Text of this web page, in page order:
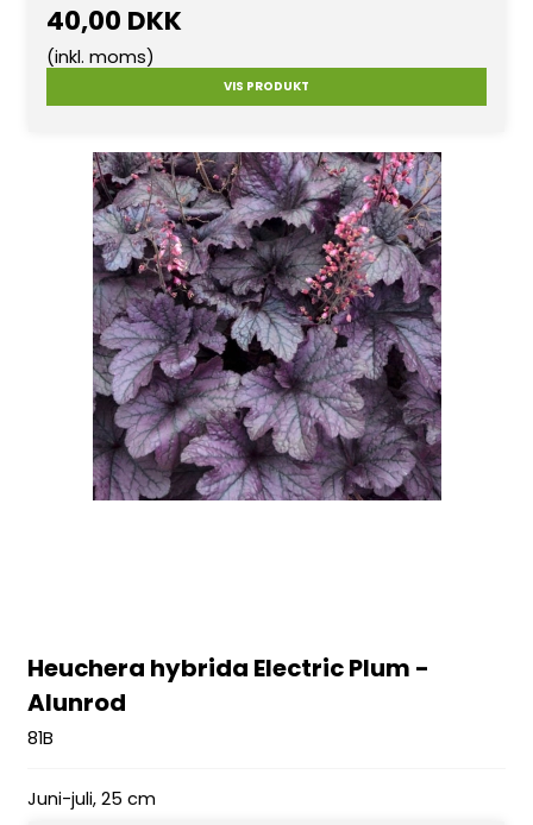
40,00 DKK
(inkl. moms)
VIS PRODUKT
Heuchera hybrida Electric Plum -
Alunrod
81B
Juni-juli, 25 cm